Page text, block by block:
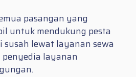
pasangan yang
untuk mendukung pesta
lewat layanan sewa
layanan